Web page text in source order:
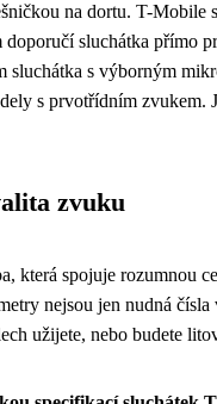
na dortu. T-Mobile
sluchátka přímo
sluchátka s výborným
s prvotřídním zvukem.
zvuku
která spojuje rozumnou
nejsou jen nudná čísla
užijete, nebo budete